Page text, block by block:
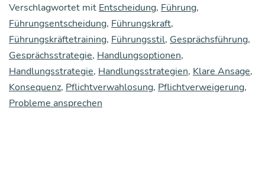
Lage
in
Bewe­
gung
zu
brin­
Verschlagwortet mit Entscheidung, Führung,
Führungsentscheidung, Führungskraft,
Führungskräftetraining, Führungsstil, Gesprächsführung,
Gesprächsstrategie, Handlungsoptionen,
Handlungsstrategie, Handlungsstrategien, Klare Ansage,
Konsequenz, Pflichtverwahlosung, Pflichtverweigerung,
Probleme ansprechen